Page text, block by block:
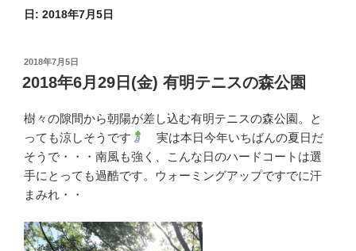
日: 2018年7月5日
投
稿
日:
2018年7月5日
2018年6月29日(金) 有明テニスの森公園
樹々の隙間から朝陽が差し込む有明テニスの森公園。と
っても涼しそうです
実は本日今年いちばんの夏日だ
そうで・・・南風も強く、こんな日のハードコートは選
手にとっても過酷です。ウォーミングアップですでに汗
まみれ・・